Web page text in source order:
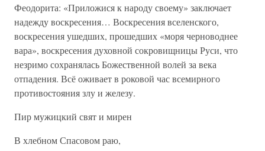
Феодорита: «Приложися к народу своему» заключает
надежду воскресения… Воскресения вселенского,
воскресения ушедших, прошедших «моря черноводнее
вара», воскресения духовной сокровищницы Руси, что
незримо сохранялась Божественной волей за века
отпадения. Всё оживает в роковой час всемирного
противостояния злу и железу.
Пир мужицкий свят и мирен
В хлебном Спасовом раю,